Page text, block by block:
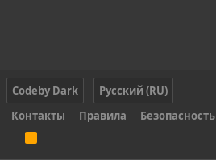
Codeby Dark
Русский (RU)
Контакты
Правила Безопасность